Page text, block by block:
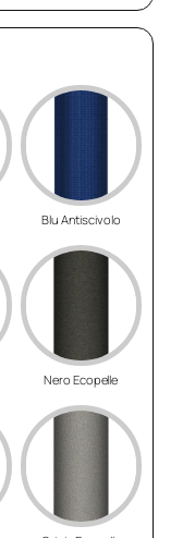
Blu Antiscivolo
Nero Ecopelle